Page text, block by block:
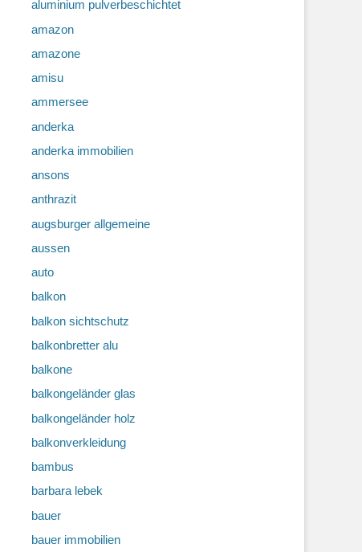
aluminium pulverbeschichtet
amazon
amazone
amisu
ammersee
anderka
anderka immobilien
ansons
anthrazit
augsburger allgemeine
aussen
auto
balkon
balkon sichtschutz
balkonbretter alu
balkone
balkongeländer glas
balkongeländer holz
balkonverkleidung
bambus
barbara lebek
bauer
bauer immobilien